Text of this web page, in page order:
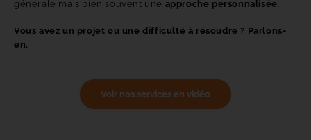
générale mais bien souvent une approche personnalisée
Vous avez un projet ou une difficulté à résoudre ? Parlons-
en.
Voir nos services en vidéo